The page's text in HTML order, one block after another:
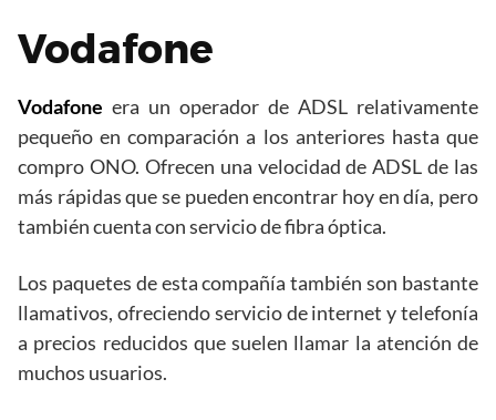
Vodafone
Vodafone era un operador de ADSL relativamente
pequeño en comparación a los anteriores hasta que
compro ONO. Ofrecen una velocidad de ADSL de las
más rápidas que se pueden encontrar hoy en día, pero
también cuenta con servicio de fibra óptica.
Los paquetes de esta compañía también son bastante
llamativos, ofreciendo servicio de internet y telefonía
a precios reducidos que suelen llamar la atención de
muchos usuarios.